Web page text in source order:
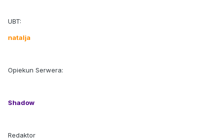
UBT:
natalja
Opiekun Serwera:
Shadow
Redaktor